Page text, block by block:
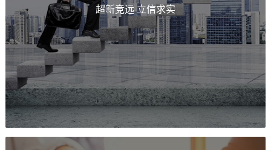
超新竞远 立信求实